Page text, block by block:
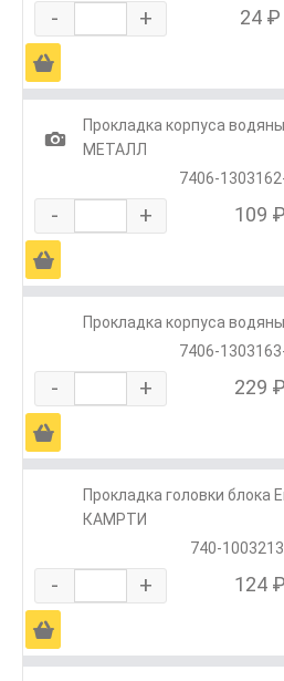
- + 24 ₽
Ä
1
Прокладка корпуса
МЕТАЛЛ
7406-
- + 109 ₽
Ä
Прокладка корпуса
7406-
- + 229 ₽
Ä
Прокладка головки блока
КАМРТИ
740-
- + 124 ₽
Ä